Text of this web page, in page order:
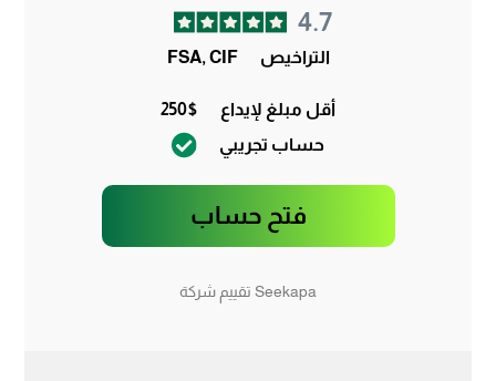
4.7
التراخيص FSA, CIF
أقل مبلغ لإيداع
250$
حساب تجريبي
فتح حساب
Seekapa تقييم شركة